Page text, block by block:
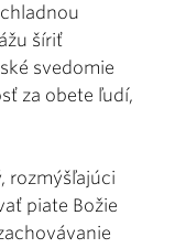
šíriť
svedomie
za obete ľudí,
rozmýšľajúci
piate Božie